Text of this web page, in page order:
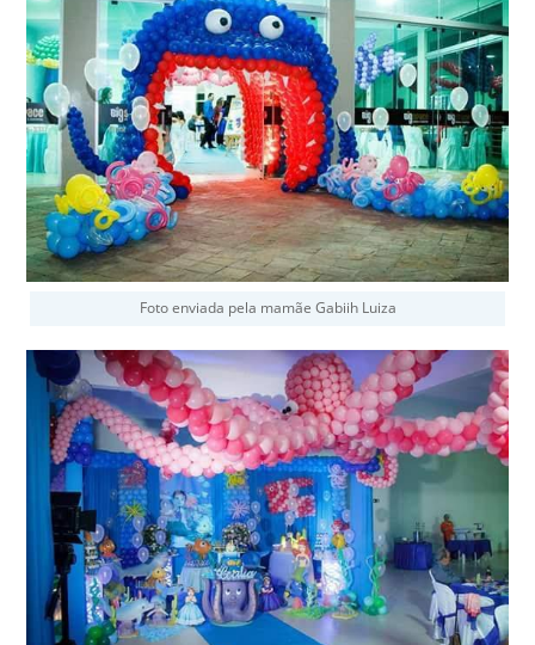
Foto enviada pela mamãe Gabiih Luiza